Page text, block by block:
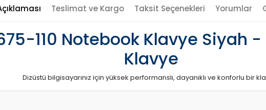
Teslimat ve Kargo Taksit Seçenekleri Yorumlar
110 Notebook Klavye Siyah -
Klavye
Dizüstü bilgisayarınız için yüksek performanslı, dayanıklı ve konforlu bir